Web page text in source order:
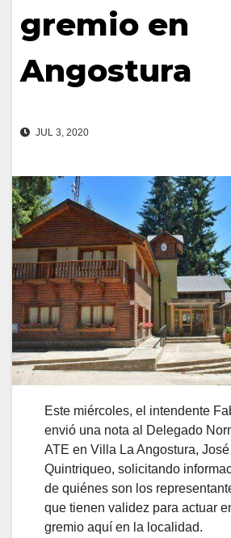
gremio en
Angostura
JUL 3, 2020
Este miércoles, el intendente
envió una nota al Delegado
ATE en Villa La Angostura,
Quintriqueo, solicitando
de quiénes son los
que tienen validez para actuar
gremio aquí en la localidad.